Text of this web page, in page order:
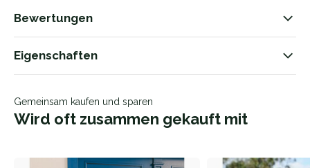
Bewertungen
Eigenschaften
Gemeinsam kaufen und sparen
Wird oft zusammen gekauft mit